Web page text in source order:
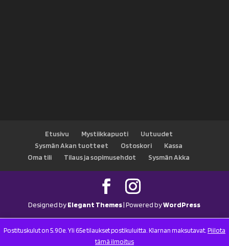
Postituskulut on 5.90e. Yli 65e tilaukset postikuluitta. Klarnan maksutavat. Piilota
tämä ilmoitus
Etusivu Mystiikkapuoti
Uutuudet
Sysmän Akan tuotteet
Ostoskori
Kassa
Oma tili
Tilaus ja sopimusehdot Sysmän Akka
Designed byElegant Themes| Powered byWordPress